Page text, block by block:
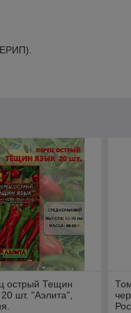
острый Тещин
шт. "Аэлита",